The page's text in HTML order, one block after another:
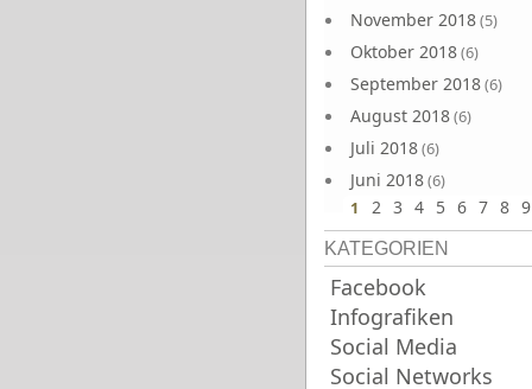
November 2018(5)
Oktober 2018(6)
September 2018(6)
August 2018(6)
Juli 2018(6)
Juni 2018(6)
1 2 3 4 5 6 7 8 9
KATEGORIEN
Facebook
Infografiken
Social Media
Social Networks